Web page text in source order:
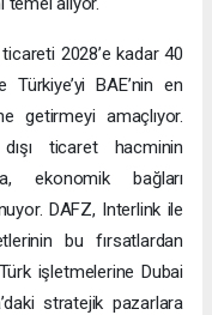
2028’e kadar 40
BAE’nin en
getirmeyi amaçlıyor.
ticaret hacminin
ekonomik bağları
DAFZ, Interlink ile
bu fırsatlardan
işletmelerine Dubai
stratejik pazarlara